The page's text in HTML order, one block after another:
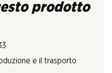
prodotto
e il trasporto